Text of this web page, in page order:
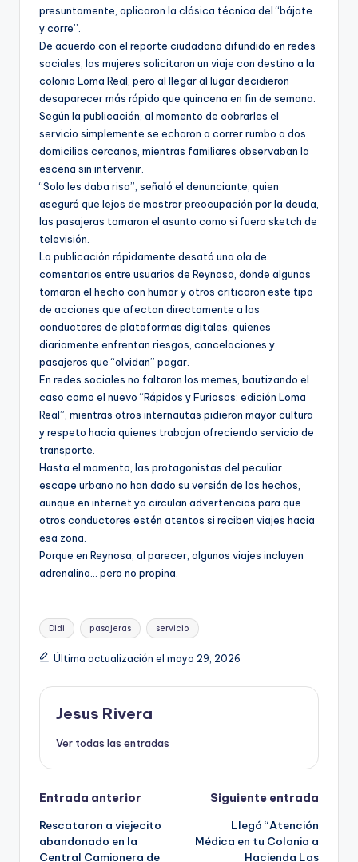
presuntamente, aplicaron la clásica técnica del “bájate
y corre”.
De acuerdo con el reporte ciudadano difundido en redes
sociales, las mujeres solicitaron un viaje con destino a la
colonia Loma Real, pero al llegar al lugar decidieron
desaparecer más rápido que quincena en fin de semana.
Según la publicación, al momento de cobrarles el
servicio simplemente se echaron a correr rumbo a dos
domicilios cercanos, mientras familiares observaban la
escena sin intervenir.
“Solo les daba risa”, señaló el denunciante, quien
aseguró que lejos de mostrar preocupación por la deuda,
las pasajeras tomaron el asunto como si fuera sketch de
televisión.
La publicación rápidamente desató una ola de
comentarios entre usuarios de Reynosa, donde algunos
tomaron el hecho con humor y otros criticaron este tipo
de acciones que afectan directamente a los
conductores de plataformas digitales, quienes
diariamente enfrentan riesgos, cancelaciones y
pasajeros que “olvidan” pagar.
En redes sociales no faltaron los memes, bautizando el
caso como el nuevo “Rápidos y Furiosos: edición Loma
Real”, mientras otros internautas pidieron mayor cultura
y respeto hacia quienes trabajan ofreciendo servicio de
transporte.
Hasta el momento, las protagonistas del peculiar
escape urbano no han dado su versión de los hechos,
aunque en internet ya circulan advertencias para que
otros conductores estén atentos si reciben viajes hacia
esa zona.
Porque en Reynosa, al parecer, algunos viajes incluyen
adrenalina… pero no propina.
Etiquetas:
Didi pasajeras servicio
Última actualización el mayo 29, 2026
Jesus Rivera
Ver todas las entradas
Navegación
de
Entrada anterior
Rescataron a viejecito
abandonado en la
Central Camionera de
Siguiente entrada
Llegó “Atención
Médica en tu Colonia a
Hacienda Las